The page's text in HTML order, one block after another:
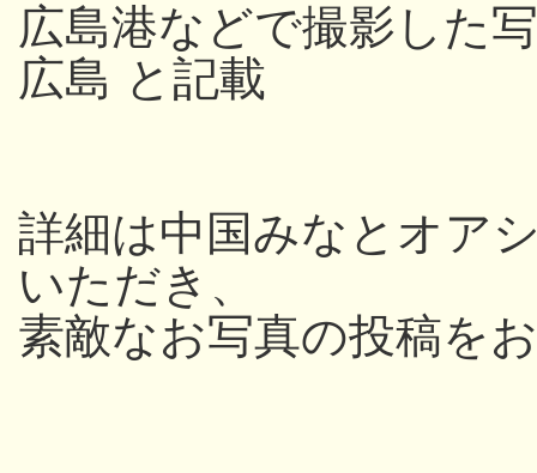
広島港などで撮影した
広島 と記載
詳細は中国みなとオア
いただき、
素敵なお写真の投稿を